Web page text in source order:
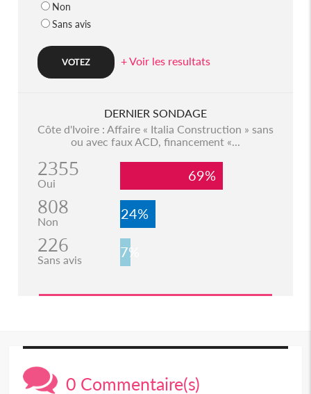
Non
Sans avis
+ Voir les resultats
DERNIER SONDAGE
Côte d'Ivoire : Affaire « Italia Construction » sans
ou avec faux ACD, financement «...
2355
Oui 69%
808
Non 24%
226
Sans avis 7%
0 Commentaire(s)